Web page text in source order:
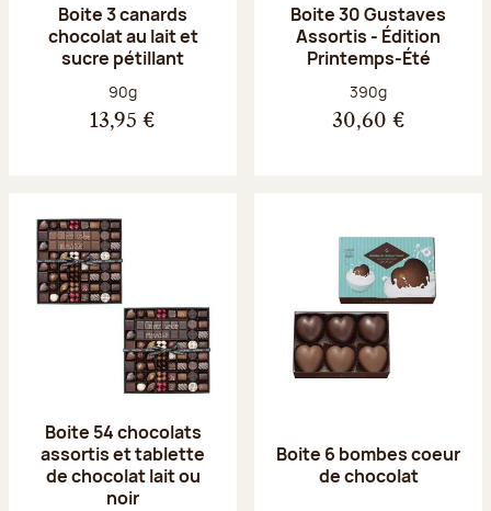
Boite 3 canards
chocolat au lait et
sucre pétillant
Poids net :
90g
13,95 €
Boite 30 Gustaves
Assortis - Édition
Printemps-Été
Poids net :
390g
30,60 €
Boite 54 chocolats
assortis et tablette
de chocolat lait ou
noir
Boite 6 bombes coeur
de chocolat